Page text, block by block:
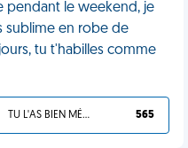
le weekend, je
sublime en robe de
tu t'habilles comme
TU L'AS BIEN MÉRITÉ 565